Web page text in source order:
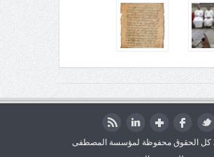
© 2016 كل الحقوق محفوظة لمؤسسة المصطفى